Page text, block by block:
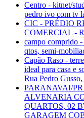
Centro - kitnet/
pedro ivo com tv
CIC - PRÉDIO
COMERCIAL -
campo comprido
qtos, semi-
Capão Raso -
ideal para casa e
Rua Pedro
PARANAVAI/
ALVENARIA
QUARTOS, 02
GARAGEM